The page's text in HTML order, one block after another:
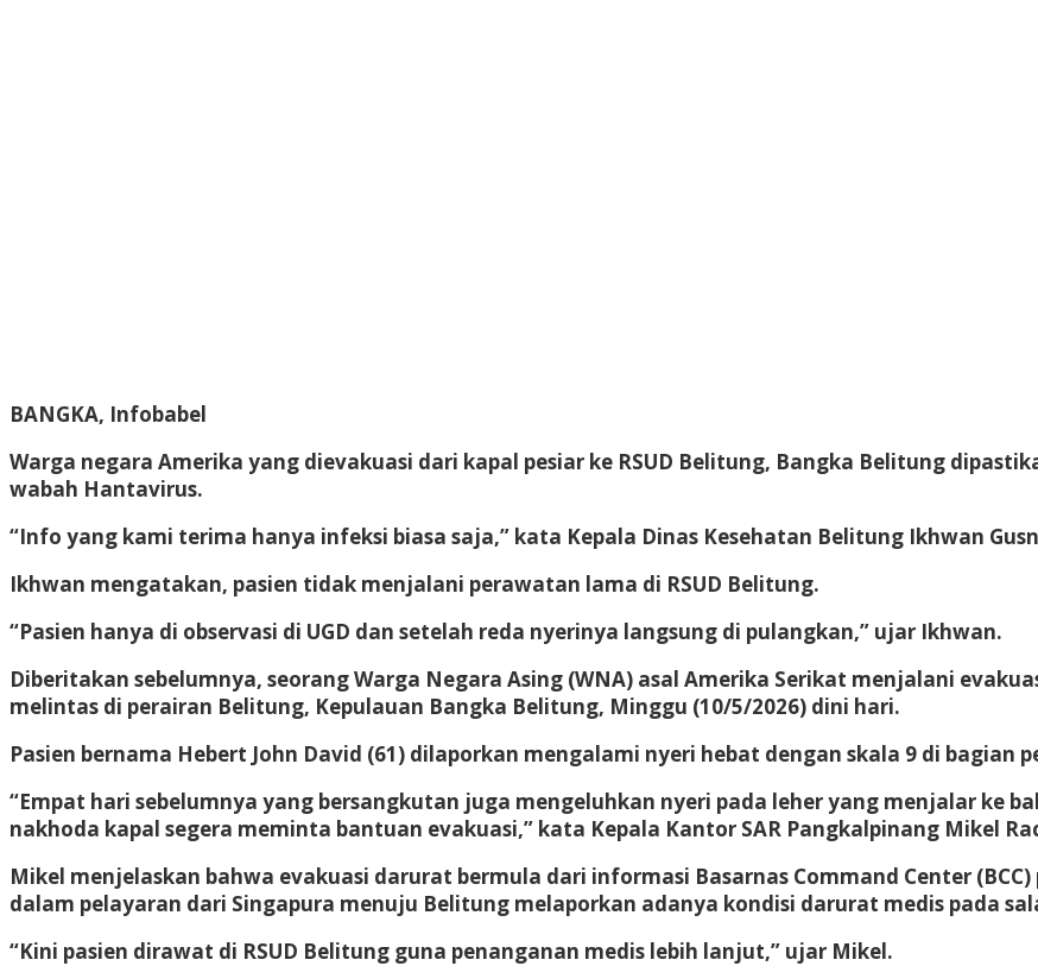
BANGKA, Infobabel
Warga negara Amerika yang dievakuasi dari kapal pesiar ke RSUD Belitung, Bangka Belitung
wabah Hantavirus.
“Info yang kami terima hanya infeksi biasa saja,” kata Kepala Dinas Kesehatan Belitung Ikhwan
Ikhwan mengatakan, pasien tidak menjalani perawatan lama di RSUD Belitung.
“Pasien hanya di observasi di UGD dan setelah reda nyerinya langsung di pulangkan,” ujar Ikhwan.
Diberitakan sebelumnya, seorang Warga Negara Asing (WNA) asal Amerika Serikat menjalani
melintas di perairan Belitung, Kepulauan Bangka Belitung, Minggu (10/5/2026) dini hari.
Pasien bernama Hebert John David (61) dilaporkan mengalami nyeri hebat dengan skala 9 di bagian
“Empat hari sebelumnya yang bersangkutan juga mengeluhkan nyeri pada leher yang menjalar ke
nakhoda kapal segera meminta bantuan evakuasi,” kata Kepala Kantor SAR Pangkalpinang Mikel
Mikel menjelaskan bahwa evakuasi darurat bermula dari informasi Basarnas Command Center
dalam pelayaran dari Singapura menuju Belitung melaporkan adanya kondisi darurat medis pada
“Kini pasien dirawat di RSUD Belitung guna penanganan medis lebih lanjut,” ujar Mikel.